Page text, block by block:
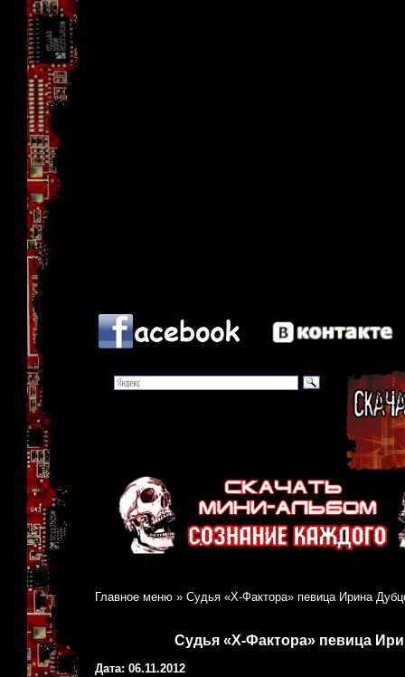
Главное меню » Судья «Х-Фактора» певица Ирина
Судья «Х-Фактора» певица
Дата: 06.11.2012